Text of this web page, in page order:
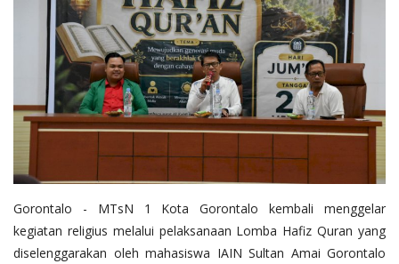
Whistleblowing System
Tentang Kami
Gorontalo - MTsN 1 Kota Gorontalo kembali menggelar
kegiatan religius melalui pelaksanaan Lomba Hafiz Quran yang
diselenggarakan oleh mahasiswa IAIN Sultan Amai Gorontalo